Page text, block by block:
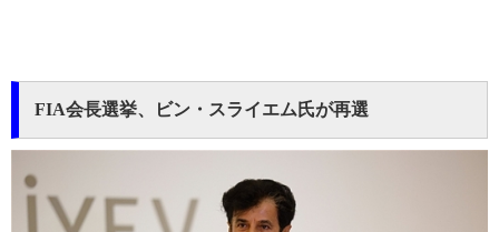
FIA会長選挙、ビン・スライエム氏が再選